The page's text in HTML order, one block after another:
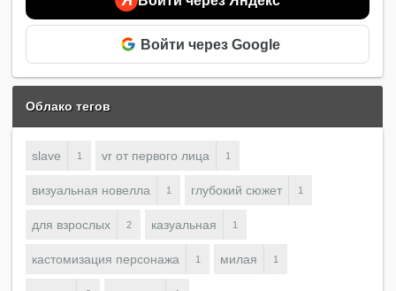
Войти через Google
Облако тегов
slave 1 vr от первого лица 1
визуальная новелла 1 глубокий сюжет 1
для взрослых 2 казуальная 1
кастомизация персонажа 1 милая 1